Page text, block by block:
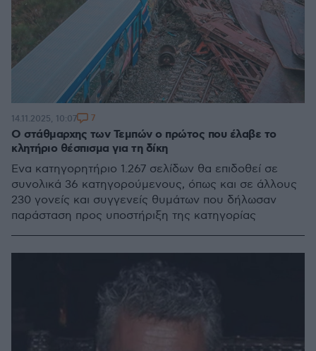
Ο στάθμαρχης των Τεμπών ο πρώτος που έλαβε το
κλητήριο θέσπισμα για τη δίκη
Ένα κατηγορητήριο 1.267 σελίδων θα επιδοθεί σε
συνολικά 36 κατηγορούμενους, όπως και σε άλλους
230 γονείς και συγγενείς θυμάτων που δήλωσαν
παράσταση προς υποστήριξη της κατηγορίας
14.11.2025, 10:07 7